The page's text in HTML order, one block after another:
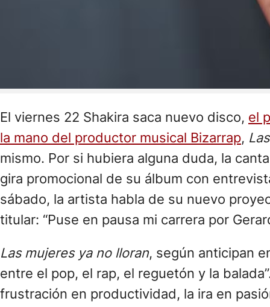
El viernes 22 Shakira saca nuevo disco, el
la mano del productor musical Bizarrap,
mismo. Por si hubiera alguna duda, la
gira promocional de su álbum con
sábado, la artista habla de su nuevo
titular: “Puse en pausa mi carrera por
Las mujeres ya no lloran, según anticipan
entre el pop, el rap, el reguetón y la
frustración en productividad, la ira en